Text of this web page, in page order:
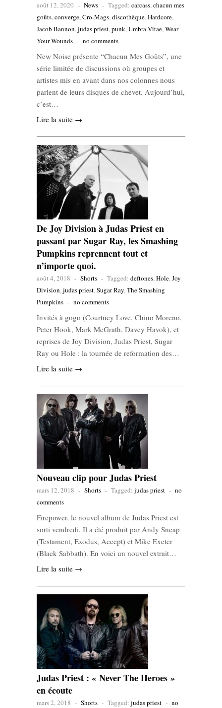
août 12, 2020 - News - Tagged: carcass,chacun mes
goûts,converge,Cro-Mags,discothèque,Hardcore,
Jacob Bannon,judas priest,punk,Umbra Vitae,Wear
Your Wounds - no comments
New Noise présente “Chacun Mes Goûts”, une
série limitée de discussions où groupes et
artistes mis en avant dans nos colonnes nous
parlent de leurs disques de chevet. Aujourd’hui,
c’est…
Lire la suite →
De Joy Division à Judas Priest en
passant par Sugar Ray, les Smashing
Pumpkins reprennent tout et
n’importe quoi.
août 4, 2018 - Shorts - Tagged: deftones,Hole,Joy
Division,judas priest,Sugar Ray,The Smashing
Pumpkins - no comments
Invités à gogo (Courtney Love, Chino Moreno,
Peter Hook, Mark McGrath, Davey Havok), et
reprises de Joy Division, Judas Priest, Sugar
Ray ou Hole : la tournée de reformation des…
Lire la suite →
Nouveau clip pour Judas Priest
mars 12, 2018 - Shorts - Tagged: judas priest - no
comments
Firepower, le nouvel album de Judas Priest est
sorti vendredi. Il a été produit par Andy Sneap
(Testament, Exodus, Accept) et Mike Exeter
(Black Sabbath). En voici un nouvel extrait…
Lire la suite →
Judas Priest : « Never The Heroes »
en écoute
mars 2, 2018 - Shorts - Tagged: judas priest - no